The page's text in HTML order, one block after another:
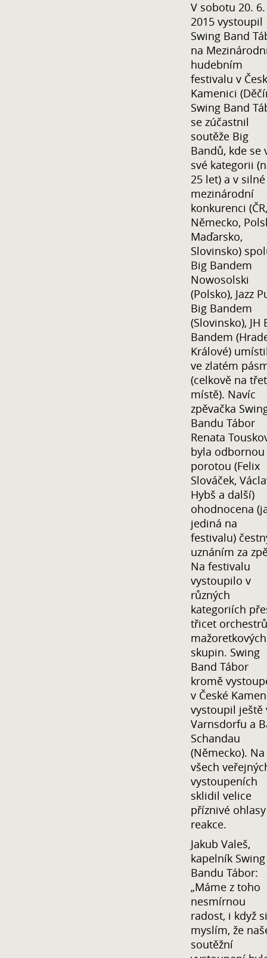
V sobotu 20. 6.
2015 vystoupil
Swing Band
na
hudebním
festivalu v
Kamenici
Swing Band
se zúčastnil
soutěže Big
Bandů, kde se
své kategorii
25 let) a v silné
mezinárodní
konkurenci (ČR,
Německo,
Maďarsko,
Slovinsko)
Big Bandem
Nowosolski
(Polsko), Jazz
Big Bandem
(Slovinsko), JH
Bandem
Králové)
ve zlatém
(celkově na
místě). Navíc
zpěvačka
Bandu Tábor
Renata
byla odbornou
porotou (Felix
Slováček,
Hybš a další)
ohodnocena
jediná na
festivalu)
uznáním za
Na festivalu
vystoupilo v
různých
kategoriích
třicet
mažoretkových
skupin. Swing
Band Tábor
kromě
v České
vystoupil ještě
Varnsdorfu a
Schandau
(Německo). Na
všech
vystoupeních
sklidil velice
příznivé
reakce.
Jakub Valeš,
kapelník Swing
Bandu Tábor:
„Máme z toho
nesmírnou
radost, i když si
myslím, že
soutěžní